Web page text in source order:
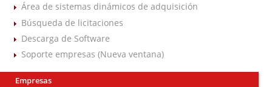
Área de sistemas dinámicos de adquisición
Búsqueda de licitaciones
Descarga de Software
Soporte empresas (Nueva ventana)
Empresas